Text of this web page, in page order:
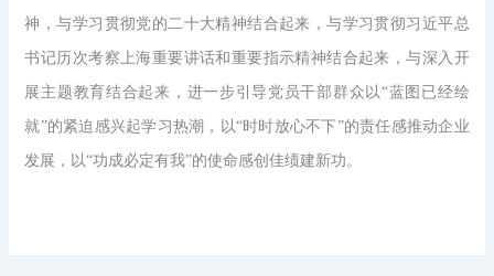
神，与学习贯彻党的二十大精神结合起来，与学习贯彻习近平总
书记历次考察上海重要讲话和重要指示精神结合起来，与深入开
展主题教育结合起来，进一步引导党员干部群众以“蓝图已经绘
就”的紧迫感兴起学习热潮，以“时时放心不下”的责任感推动企业
发展，以“功成必定有我”的使命感创佳绩建新功。